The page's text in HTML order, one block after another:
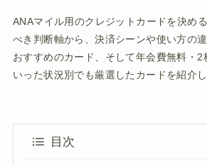
ANAマイル用のクレジットカードを決め
べき判断軸から、決済シーンや使い方の
おすすめのカード、そして年会費無料・2
いった状況別でも厳選したカードを紹介し
目次